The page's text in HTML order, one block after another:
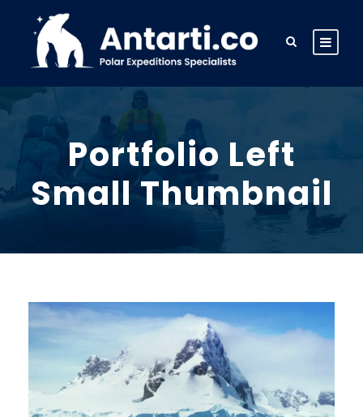
Portfolio Left
Small Thumbnail